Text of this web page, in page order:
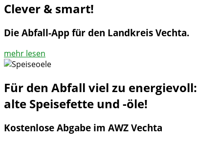
Clever & smart!
Die Abfall-App für den Landkreis Vechta.
mehr lesen
Für den Abfall viel zu energievoll:
alte Speisefette und -öle!
Kostenlose Abgabe im AWZ Vechta